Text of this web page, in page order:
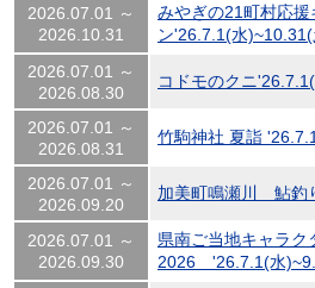
2026.07.01 ～
2026.10.31
みやぎの21町村応援
ン'26.7.1(水)~10.31(
2026.07.01 ～
2026.08.30
コドモのクニ
2026.07.01 ～
2026.08.31
竹駒神社 夏詣
2026.07.01 ～
2026.09.20
加美町鳴瀬川 鮎釣
2026.07.01 ～
2026.09.30
県南ご当地キャラク
2026 '26.7.1(水